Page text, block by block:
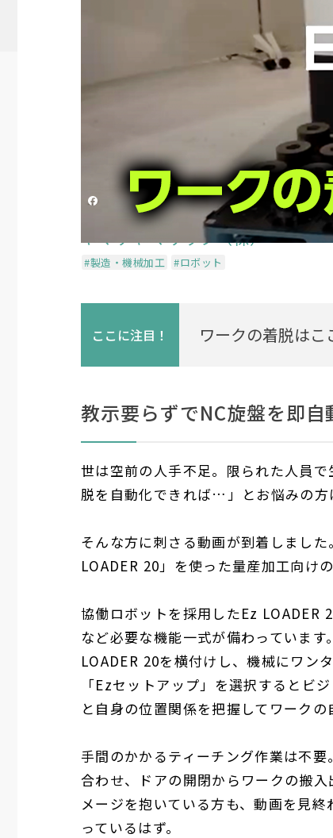
【ヤマザキマザック
セル「Ez LOADER 20
投稿日時 2022/10/21 02:12 更新日時
シェアする
ヤマザキ マザック（株）
#製造・機械加工 #ロボット
ここに注目！ ワークの着脱は
教示要らずでNC旋盤を即自
世は空前の人手不足。限られた人員
脱を自動化できれば…」とお悩みの方
そんな方に刺さる動画が到着しまし
LOADER 20」を使った量産加工向け
協働ロボットを採用したEz LOADER
など必要な機能一式が備わっていま
LOADER 20を横付けし、機械にワン
「Ezセットアップ」を選択するとビ
と自身の位置関係を把握してワークの
手間のかかるティーチング作業は不
合わせ、ドアの開閉からワークの搬
メージを抱いている方も、動画を見
っているはず。